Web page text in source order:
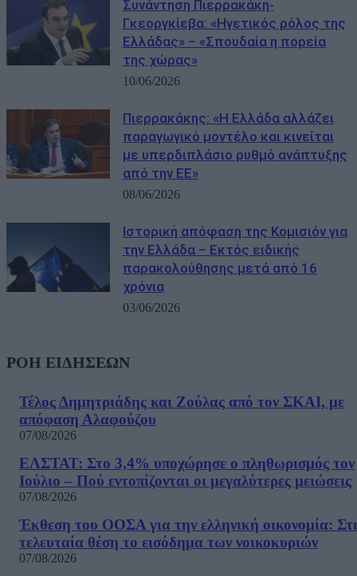
Συνάντηση Πιερρακάκη-
Γκεοργκίεβα: «Ηγετικός ρόλος της
Ελλάδας» – «Σπουδαία η πορεία
της χώρας»
10/06/2026
Πιερρακάκης: «Η Ελλάδα αλλάζει
παραγωγικό μοντέλο και κινείται
με υπερδιπλάσιο ρυθμό ανάπτυξης
από την ΕΕ»
08/06/2026
Ιστορική απόφαση της Κομισιόν για
την Ελλάδα – Εκτός ειδικής
παρακολούθησης μετά από 16
χρόνια
03/06/2026
ΡΟΗ ΕΙΔΗΣΕΩΝ
Τέλος Δημητριάδης και Ζούλας από τον ΣΚΑΙ, με
απόφαση Αλαφούζου
07/08/2026
ΕΛΣΤΑΤ: Στο 3,4% υποχώρησε ο πληθωρισμός τον
Ιούλιο – Πού εντοπίζονται οι μεγαλύτερες μειώσεις
07/08/2026
Έκθεση του ΟΟΣΑ για την ελληνική οικονομία:
τελευταία θέση το εισόδημα των νοικοκυριών
07/08/2026